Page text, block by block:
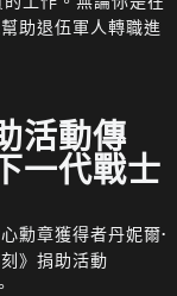
助退伍軍人轉職進
活動傳
一代戰士
勳章獲得者丹妮爾·
》捐助活動